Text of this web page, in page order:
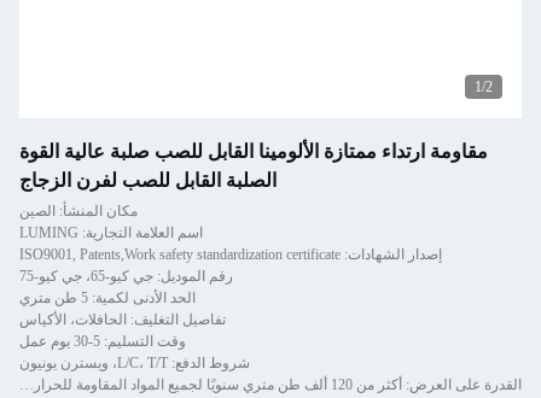
ممتازة الألومينا القابل للصب صلبة عالية القوة
الصلبة القابل للصب لفرن الزجاج
تفاصيل التغليف: الحافلات، الأكياس
القدرة على العرض: أكثر من 120 ألف طن متري سنويًا لجميع المواد المقاومة للحرارة والقوالب المصبوبة والطوب